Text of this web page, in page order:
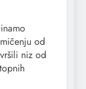
od
niz od